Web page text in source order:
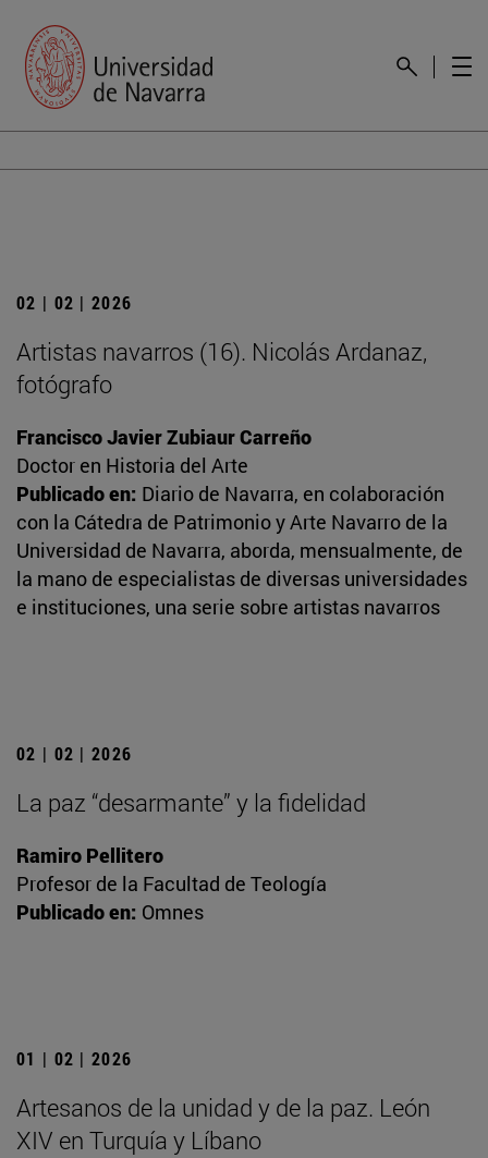
02 | 02 | 2026
Artistas navarros (16). Nicolás Ardanaz,
fotógrafo
Francisco Javier Zubiaur Carreño
Doctor en Historia del Arte
Publicado en: Diario de Navarra, en colaboración
con la Cátedra de Patrimonio y Arte Navarro de la
Universidad de Navarra, aborda, mensualmente, de
la mano de especialistas de diversas universidades
e instituciones, una serie sobre artistas navarros
02 | 02 | 2026
La paz “desarmante” y la fidelidad
Ramiro Pellitero
Profesor de la Facultad de Teología
Publicado en: Omnes
01 | 02 | 2026
Artesanos de la unidad y de la paz. León
XIV en Turquía y Líbano